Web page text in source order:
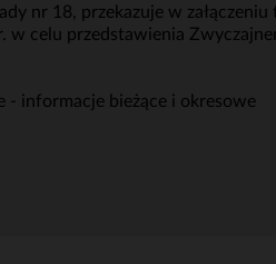
nr 18, przekazuje w
w celu przedstawienia
- informacje bieżące i okresowe